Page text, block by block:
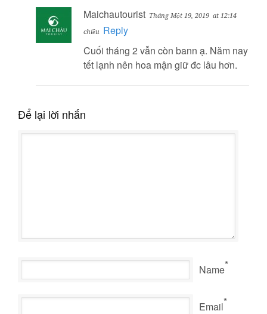
Maichautourist Tháng Một 19, 2019 at 12:14
chiều Reply
Cuối tháng 2 vẫn còn bann ạ. Năm nay
tết lạnh nên hoa mận giữ đc lâu hơn.
Để lại lời nhắn
Name*
Email*